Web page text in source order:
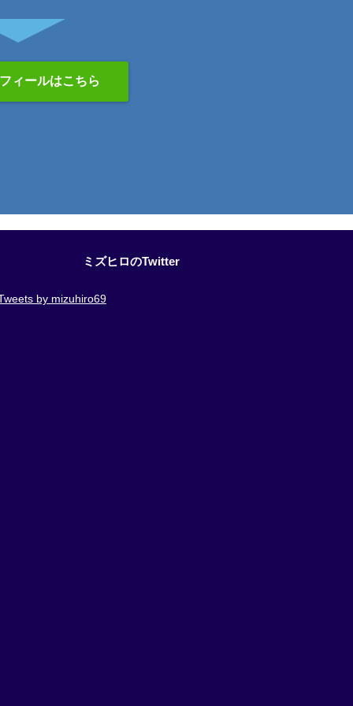
ィールはこちら
ミズヒロのTwitter
by mizuhiro69